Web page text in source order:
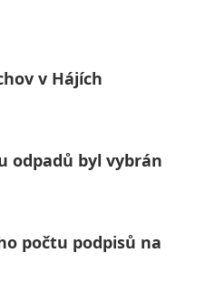
v Hájích
odpadů byl vybrán
počtu podpisů na